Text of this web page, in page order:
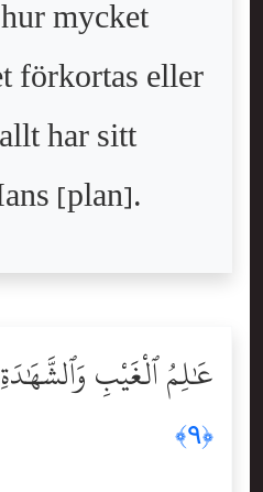
mycket
förkortas eller
har sitt
[plan].
عَٰلِمُ ٱلْغَيْبِ وَٱلشَّهَٰدَةِ
﴿٩﴾